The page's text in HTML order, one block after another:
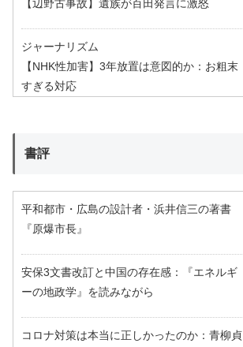
【辺野古事故】遺族が百田発言に激怒
ジャーナリズム
【NHK性加害】3年放置は意図的か：お粗末
すぎる対応
書評
平和都市・広島の設計者・浜井信三の著書
『原爆市長』
安保3文書改訂と中国の存在感：『エネルギ
ーの地政学』を読みながら
コロナ対策は本当に正しかったのか：青柳貞